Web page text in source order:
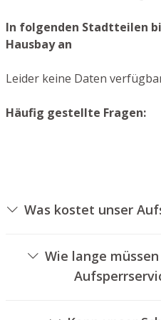
In folgenden Stadtteilen
Hausbay an
Leider keine Daten
Häufig gestellte Fragen:
verschiedenen Optionen ab,
Ausführung des Zylinders,
eventuell anfallenden
Wie lange müssen Sie warten, bis unser
innerhalb von dreißig